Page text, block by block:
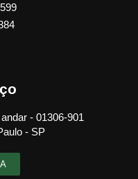
- 01306-901
- SP